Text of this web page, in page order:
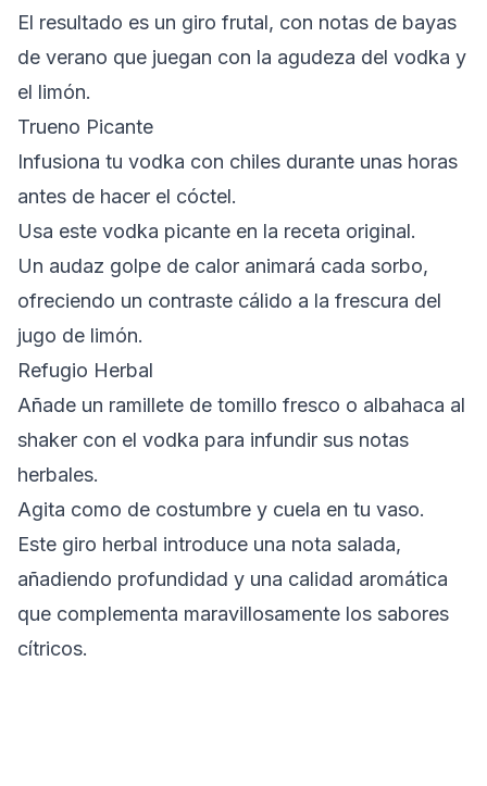
El resultado es un giro frutal, con notas de bayas
de verano que juegan con la agudeza del vodka y
el limón.
Trueno Picante
Infusiona tu vodka con chiles durante unas horas
antes de hacer el cóctel.
Usa este vodka picante en la receta original.
Un audaz golpe de calor animará cada sorbo,
ofreciendo un contraste cálido a la frescura del
jugo de limón.
Refugio Herbal
Añade un ramillete de tomillo fresco o albahaca al
shaker con el vodka para infundir sus notas
herbales.
Agita como de costumbre y cuela en tu vaso.
Este giro herbal introduce una nota salada,
añadiendo profundidad y una calidad aromática
que complementa maravillosamente los sabores
cítricos.